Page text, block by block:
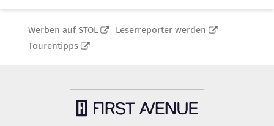
Werben auf STOL
Leserreporter werden
Tourentipps